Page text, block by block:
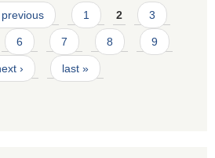
previous 1 2 3
6 7 8 9
› last »